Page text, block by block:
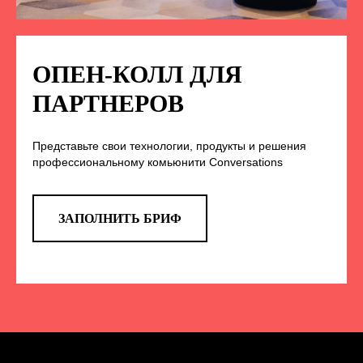
ОПЕН-КОЛЛ ДЛЯ
ПАРТНЕРОВ
Представьте свои технологии, продукты и решения
профессиональному комьюнити Conversations
ЗАПОЛНИТЬ БРИФ
TELEGRAM
Эксклюзивные спойлеры к докладам,
новости конференции